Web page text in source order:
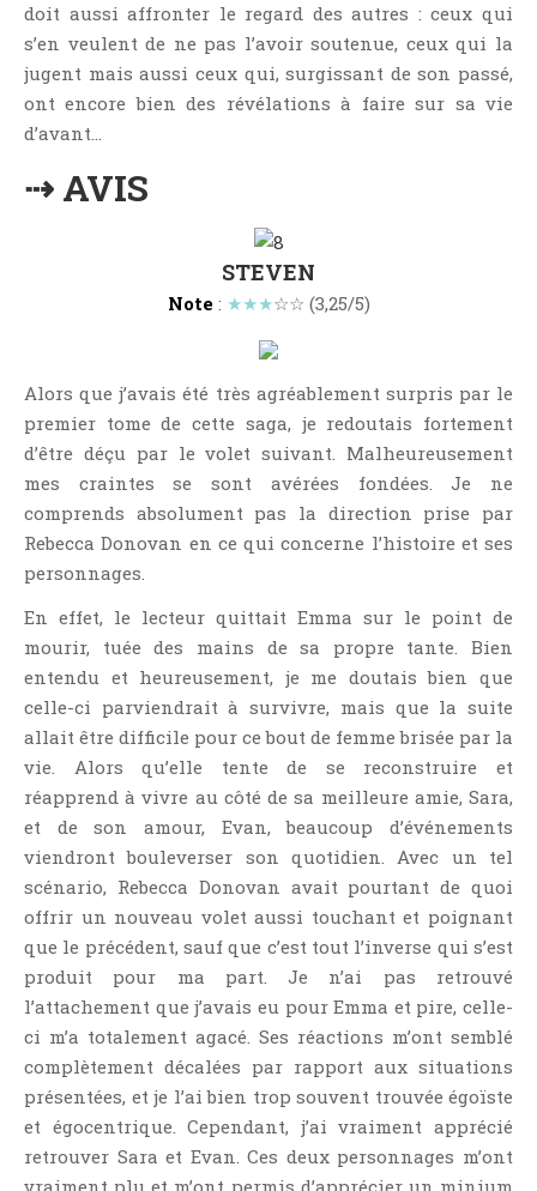
Nouvelle
Point Lecture
Post Apocalyptique
Romance
Romance Contemporaine
SF Et Fantasy
Sociologie
Témoignage
Théâtre
Thriller
Thriller Psychologique
Throwback Thursday Livresque
Top Ten Tuesday
Wish-List
Young Adult
doit aussi affronter le regard des autres : ceux qui
s’en veulent de ne pas l’avoir soutenue, ceux qui la
jugent mais aussi ceux qui, surgissant de son passé,
ont encore bien des révélations à faire sur sa vie
d’avant…
⇢ AVIS
STEVEN
Note: ★★★☆☆ (3,25/5)
Alors que j’avais été très agréablement surpris par le
premier tome de cette saga, je redoutais fortement
d’être déçu par le volet suivant. Malheureusement
mes craintes se sont avérées fondées. Je ne
comprends absolument pas la direction prise par
Rebecca Donovan en ce qui concerne l’histoire et ses
personnages.
En effet, le lecteur quittait Emma sur le point de
mourir, tuée des mains de sa propre tante. Bien
entendu et heureusement, je me doutais bien que
celle-ci parviendrait à survivre, mais que la suite
allait être difficile pour ce bout de femme brisée par la
vie. Alors qu’elle tente de se reconstruire et
réapprend à vivre au côté de sa meilleure amie, Sara,
et de son amour, Evan, beaucoup d’événements
viendront bouleverser son quotidien. Avec un tel
scénario, Rebecca Donovan avait pourtant de quoi
offrir un nouveau volet aussi touchant et poignant
que le précédent, sauf que c’est tout l’inverse qui s’est
produit pour ma part. Je n’ai pas retrouvé
l’attachement que j’avais eu pour Emma et pire, celle-
ci m’a totalement agacé. Ses réactions m’ont semblé
complètement décalées par rapport aux situations
présentées, et je l’ai bien trop souvent trouvée égoïste
et égocentrique. Cependant, j’ai vraiment apprécié
retrouver Sara et Evan. Ces deux personnages m’ont